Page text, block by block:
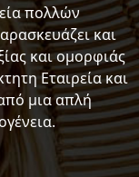
πολλών
και
και ομορφιάς
Εταιρεία και
μια απλή